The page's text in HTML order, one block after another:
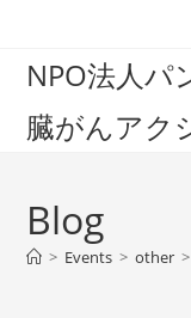
contentNPO法人パ
臓がんアク
Blog
> Events > other >